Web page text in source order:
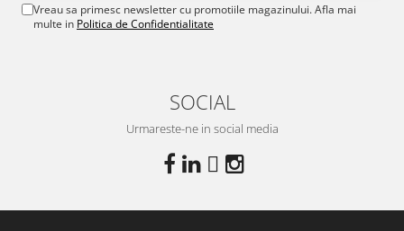
Vreau sa primesc newsletter cu promotiile magazinului. Afla mai
multe in Politica de Confidentialitate
SOCIAL
Urmareste-ne in social media